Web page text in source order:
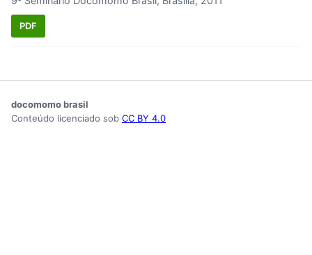
PDF
docomomo brasil
Conteúdo licenciado sob CC BY 4.0